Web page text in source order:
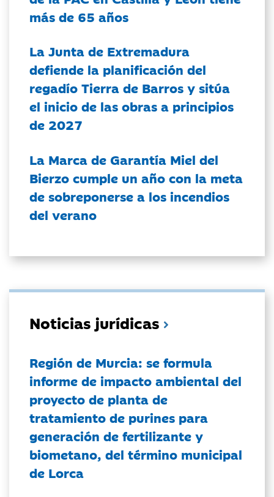
más de 65 años
La Junta de Extremadura
defiende la planificación del
regadío Tierra de Barros y sitúa
el inicio de las obras a principios
de 2027
La Marca de Garantía Miel del
Bierzo cumple un año con la meta
de sobreponerse a los incendios
del verano
Noticias jurídicas
Región de Murcia: se formula
informe de impacto ambiental del
proyecto de planta de
tratamiento de purines para
generación de fertilizante y
biometano, del término municipal
de Lorca